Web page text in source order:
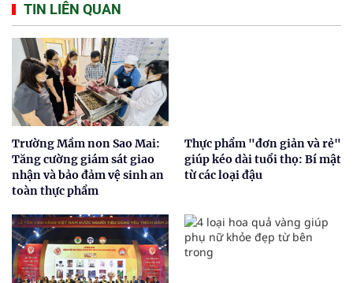
TIN LIÊN QUAN
Trường Mầm non Sao Mai:
Tăng cường giám sát giao
nhận và bảo đảm vệ sinh an
toàn thực phẩm
Thực phẩm "đơn giản và rẻ"
giúp kéo dài tuổi thọ: Bí mật
từ các loại đậu